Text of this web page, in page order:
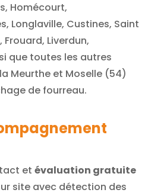
Homécourt,
Longlaville, Custines, Saint
Liverdun,
que toutes les autres
Meurthe et Moselle (54)
de fourreau.
et évaluation gratuite
site avec détection des